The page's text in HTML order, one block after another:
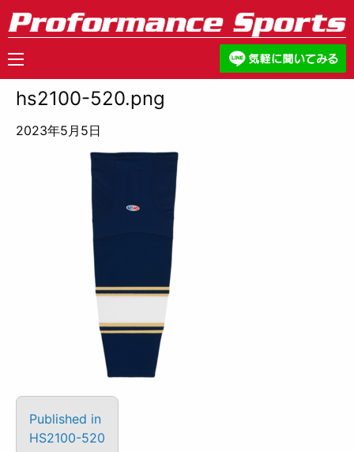
hs2100-520.png
2023年5月5日
Published in
HS2100-520